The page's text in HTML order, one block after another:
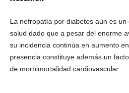
La nefropatía por diabetes aún es
salud dado que a pesar del enorme
su incidencia continúa en aumento
presencia constituye además un
de morbimortalidad cardiovascular.